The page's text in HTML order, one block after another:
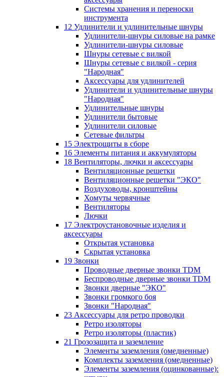
Системы хранения и переноски
инструмента
12 Удлинители и удлинительные шнуры
Удлинители-шнуры силовые на рамке
Удлинители-шнуры силовые
Шнуры сетевые с вилкой
Шнуры сетевые с вилкой - серия
"Народная"
Аксессуары для удлинителей
Удлинители и удлинительные шнуры
"Народная"
Удлинительные шнуры
Удлинители бытовые
Удлинители силовые
Сетевые фильтры
15 Электрощиты в сборе
16 Элементы питания и аккумуляторы
18 Вентиляторы, лючки и аксессуары
Вентиляционные решетки
Вентиляционные решетки "ЭКО"
Воздуховоды, кронштейны
Хомуты червячные
Вентиляторы
Лючки
17 Электроустановочные изделия и
аксессуары
Открытая установка
Скрытая установка
19 Звонки
Проводные дверные звонки TDM
Беспроводные дверные звонки TDM
Звонки дверные "ЭКО"
Звонки громкого боя
Звонки "Народная"
23 Аксессуары для ретро проводки
Ретро изоляторы
Ретро изоляторы (пластик)
21 Грозозащита и заземление
Элементы заземления (омедненные)
Комплекты заземления (омедненные)
Элементы заземления (оцинкованные):